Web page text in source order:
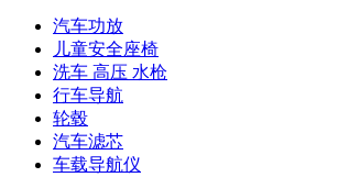
汽车功放
儿童安全座椅
洗车 高压 水枪
行车导航
轮毂
汽车滤芯
车载导航仪